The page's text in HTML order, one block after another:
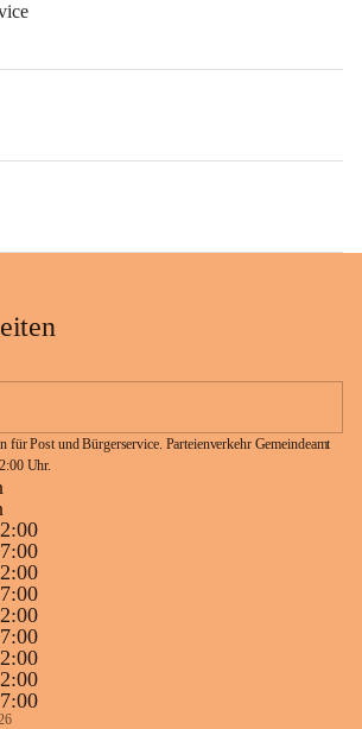
für Post und Bürgerservice. Parteienverkehr Gemeindeamt
Uhr.